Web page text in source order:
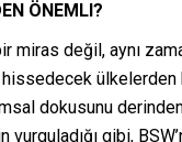
ÖNEMLI?
miras değil, aynı
dokusunu
gibi,